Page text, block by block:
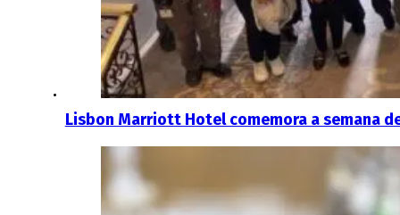
Lisbon Marriott Hotel comemora a semana